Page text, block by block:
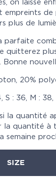
on laisse
empreints de
plus de
parfaite
quitterez
Bonne
20%
S : 36, M :
si la quantité
la quantité à
semaine
SIZE